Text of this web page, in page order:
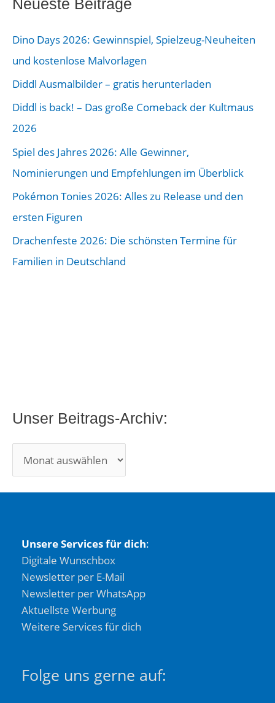
Neueste Beiträge
Dino Days 2026: Gewinnspiel, Spielzeug-Neuheiten
und kostenlose Malvorlagen
Diddl Ausmalbilder – gratis herunterladen
Diddl is back! – Das große Comeback der Kultmaus
2026
Spiel des Jahres 2026: Alle Gewinner,
Nominierungen und Empfehlungen im Überblick
Pokémon Tonies 2026: Alles zu Release und den
ersten Figuren
Drachenfeste 2026: Die schönsten Termine für
Familien in Deutschland
Unser Beitrags-Archiv:
B
e
i
t
r
a
g
s
Unsere Services für dich:
Digitale Wunschbox
Newsletter per E-Mail
Newsletter per WhatsApp
Aktuellste Werbung
Weitere Services für dich
Folge uns gerne auf: